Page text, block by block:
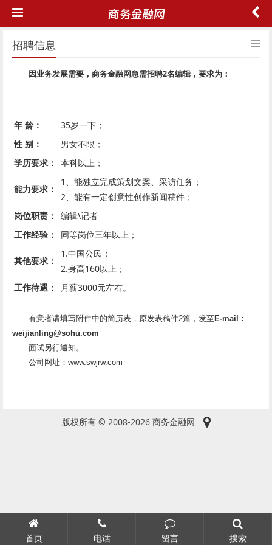
招聘信息
因业务发展需要，商务金融网急需招聘2名编辑，要求为：
年 龄：
35岁一下；
性 别：
男女不限；
学历要求：
本科以上；
能力要求：
1、能独立完成策划文案、采访任务；
2、能有一定创意性创作新闻稿件；
岗位职责：
编辑\记者
工作经验：
同等岗位三年以上；
其他要求：
1.中国公民；
2.身高160以上；
工作待遇：
月薪3000元左右。
有意者请填写附件中的简历表，原发表稿件2篇，发至 E-mail：
weijianling@sohu.com
面试另行通知。
公司网址：www.swjrw.com
版权所有 © 2008-2026 商务金融网
首页 电话 留言 搜索